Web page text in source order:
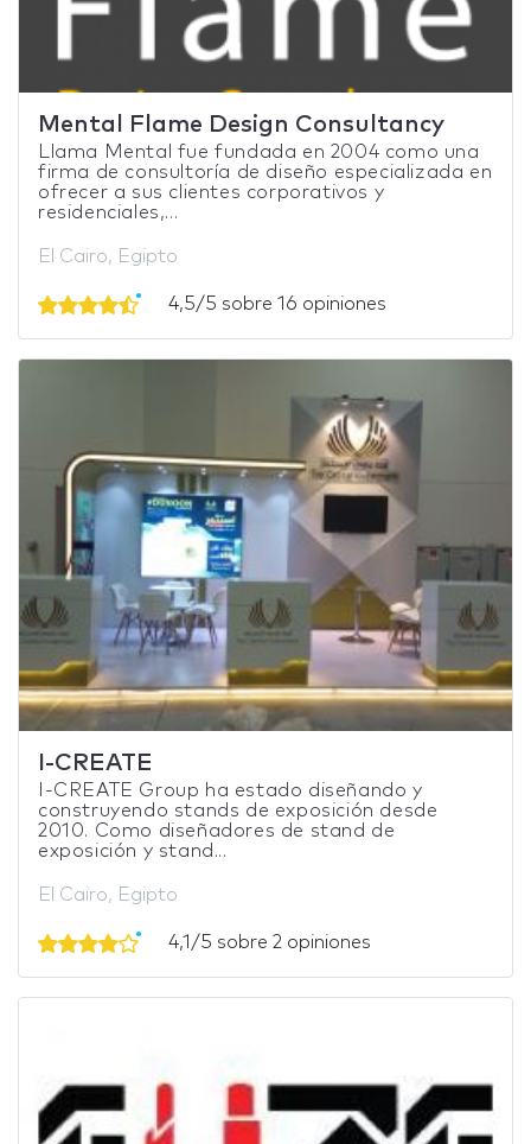
Mental Flame Design Consultancy
Llama Mental fue fundada en 2004 como una
firma de consultoría de diseño especializada en
ofrecer a sus clientes corporativos y
residenciales,...
El Cairo, Egipto
4,5/5 sobre 16 opiniones
I-CREATE
I-CREATE Group ha estado diseñando y
construyendo stands de exposición desde
2010. Como diseñadores de stand de
exposición y stand...
El Cairo, Egipto
4,1/5 sobre 2 opiniones